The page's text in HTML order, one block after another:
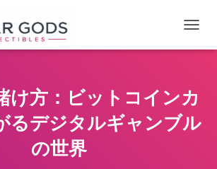
O
L
E
N
A
け方： ビットコインカ
るデジタルギャンブル
の世界